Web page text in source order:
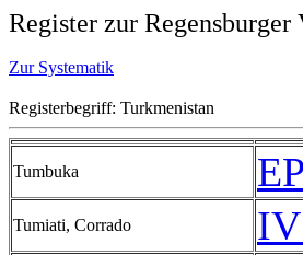
Register zur
Zur Systematik
Registerbegriff: Turkmenistan
Tumbuka
Tumiati, Corrado